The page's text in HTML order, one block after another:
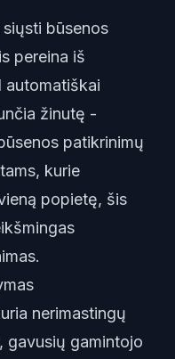
būsenos
pereina iš
žinutę -
patikrinimų
kurie
popietę, šis
nerimastingų
gavusių gamintojo